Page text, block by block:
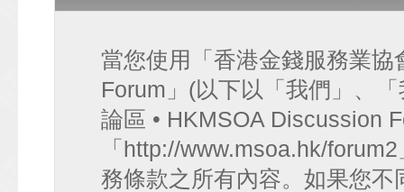
當您使用「香港金錢服務業
Forum」(以下以「我們」、
論區 • HKMSOA Discussion
「http://www.msoa.hk/
務條款之所有內容。如果您